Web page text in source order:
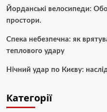
Йорданські велосипеди:
простори.
Спека небезпечна: як
теплового удару
Нічний удар по Києву:
Категорії